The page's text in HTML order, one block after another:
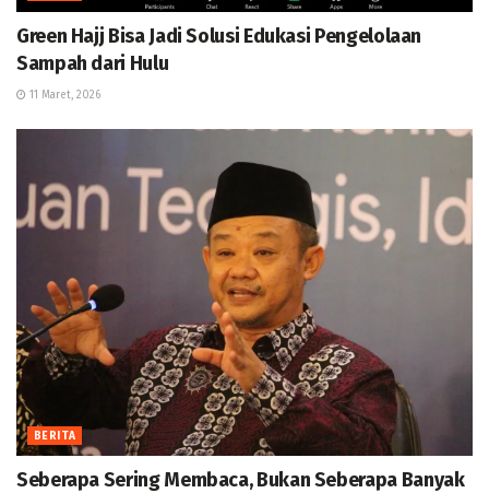
Green Hajj Bisa Jadi Solusi Edukasi Pengelolaan
Sampah dari Hulu
11 Maret, 2026
BERITA
Seberapa Sering Membaca, Bukan Seberapa Banyak